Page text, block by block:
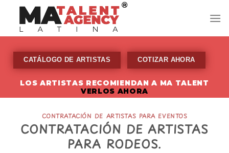
content
CATÁLOGO DE ARTISTAS COTIZAR AHORA
LOS ARTISTAS RECOMIENDAN A MA TALENT
VERLOS AHORA
CONTRATACIÓN DE ARTISTAS PARA EVENTOS
CONTRATACIÓN DE ARTISTAS
PARA RODEOS.